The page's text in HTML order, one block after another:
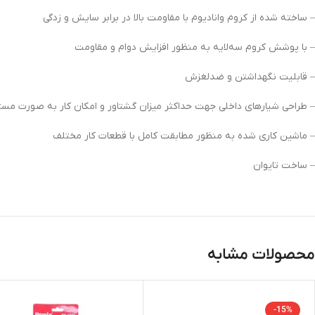
– ساخته شده از کروم وانادیوم با مقاومت بالا در برابر سایش و زدگی
– با پوشش کروم سه‌لایه به منظور افزایش دوام و مقاومت
– قابلیت نگهداشتن و ضدلغزش
– طراحی شیارهای داخلی جهت حداکثر میزان گشتاور و امکان کار به صورت
– ماشین ‌کاری شده به منظور مطابقت کامل با قطعات کار مختلف
– ساخت تایوان
محصولات مشابه
-15%